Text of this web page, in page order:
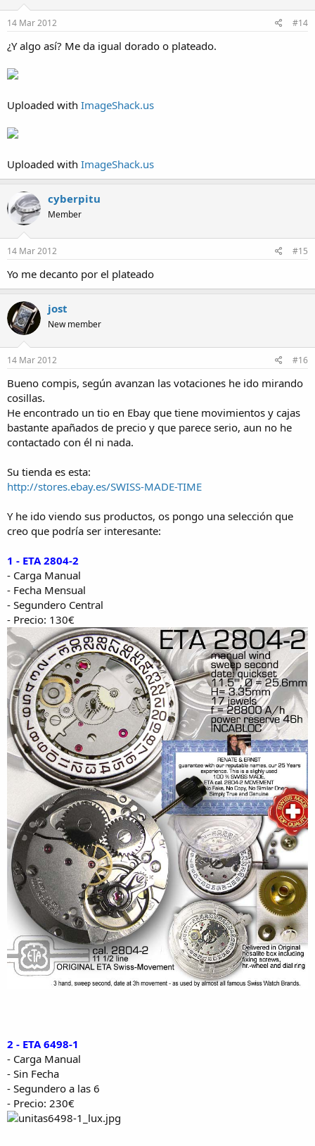
14 Mar 2012 #14
¿Y algo así? Me da igual dorado o plateado.
Uploaded with ImageShack.us
Uploaded with ImageShack.us
cyberpitu
Member
14 Mar 2012 #15
Yo me decanto por el plateado
jost
New member
14 Mar 2012 #16
Bueno compis, según avanzan las votaciones he ido mirando
cosillas.
He encontrado un tio en Ebay que tiene movimientos y cajas
bastante apañados de precio y que parece serio, aun no he
contactado con él ni nada.
Su tienda es esta:
http://stores.ebay.es/SWISS-MADE-TIME
Y he ido viendo sus productos, os pongo una selección que
creo que podría ser interesante:
1 - ETA 2804-2
- Carga Manual
- Fecha Mensual
- Segundero Central
- Precio: 130€
2 - ETA 6498-1
- Carga Manual
- Sin Fecha
- Segundero a las 6
- Precio: 230€